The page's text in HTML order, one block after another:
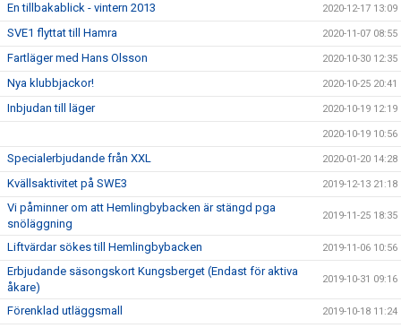
En tillbakablick - vintern 2013 2020-12-17 13:09
SVE1 flyttat till Hamra 2020-11-07 08:55
Fartläger med Hans Olsson 2020-10-30 12:35
Nya klubbjackor! 2020-10-25 20:41
Inbjudan till läger 2020-10-19 12:19
2020-10-19 10:56
Specialerbjudande från XXL 2020-01-20 14:28
Kvällsaktivitet på SWE3 2019-12-13 21:18
Vi påminner om att Hemlingbybacken är stängd pga
snöläggning
2019-11-25 18:35
Liftvärdar sökes till Hemlingbybacken 2019-11-06 10:56
Erbjudande säsongskort Kungsberget (Endast för aktiva
åkare)
2019-10-31 09:16
Förenklad utläggsmall 2019-10-18 11:24